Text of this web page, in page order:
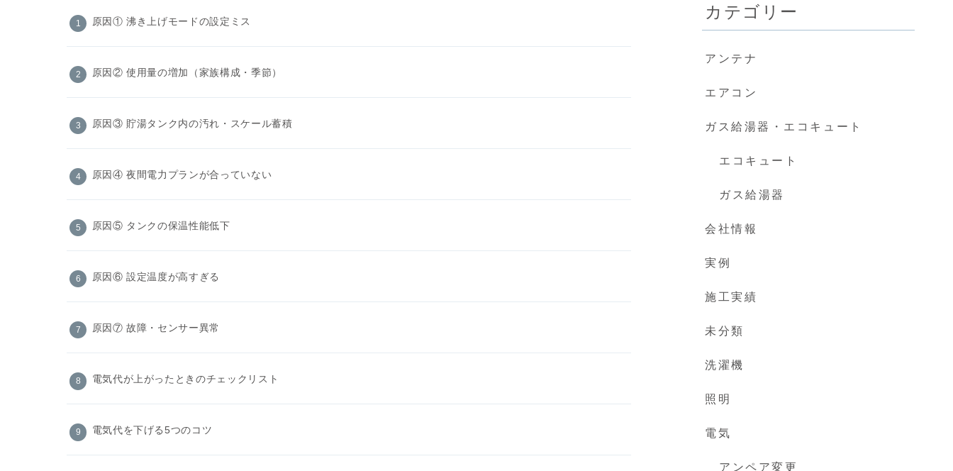
原因① 沸き上げモードの設定ミス
原因② 使用量の増加（家族構成・季節）
原因③ 貯湯タンク内の汚れ・スケール蓄積
原因④ 夜間電力プランが合っていない
原因⑤ タンクの保温性能低下
原因⑥ 設定温度が高すぎる
原因⑦ 故障・センサー異常
電気代が上がったときのチェックリスト
電気代を下げる5つのコツ
カテゴリー
アンテナ
エアコン
ガス給湯器・エコキュート
エコキュート
ガス給湯器
会社情報
実例
施工実績
未分類
洗濯機
照明
電気
アンペア変更